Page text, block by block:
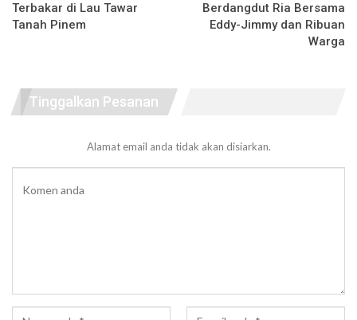
Terbakar di Lau Tawar
Tanah Pinem
Berdangdut Ria Bersama
Eddy-Jimmy dan Ribuan
Warga
Tinggalkan Pesanan
Alamat email anda tidak akan disiarkan.